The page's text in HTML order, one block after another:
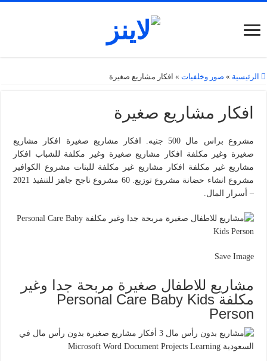
الرئيسية » صور وخلفيات » افكار مشاريع صغيرة
افكار مشاريع صغيرة
مشروع براس مال 500 جنيه. افكار مشاريع صغيرة افكار مشاريع
صغيرة وغير مكلفة افكار مشاريع صغيرة وغير مكلفة للشباب افكار
مشاريع غير مكلفة افكار مشاريع غير مكلفة للبنات مشروع الكوافير
مشروع انشاء حضانة مشروع توزيع. 60 مشروع ناجح جاهز للتنفيذ 2021
– أسرار المال.
Save Image
مشاريع للاطفال صغيرة مربحة جدا وغير
مكلفة Personal Care Baby Kids
Person